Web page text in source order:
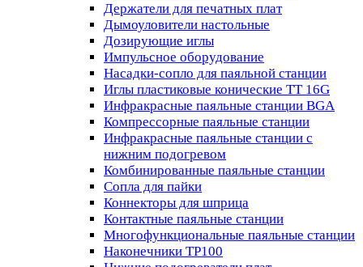
Держатели для печатных плат
Дымоуловители настольные
Дозирующие иглы
Импульсное оборудование
Насадки-сопло для паяльной станции
Иглы пластиковые конические TT 16G
Инфракрасные паяльные станции BGA
Компрессорные паяльные станции
Инфракрасные паяльные станции с
нижним подогревом
Комбинированные паяльные станции
Сопла для пайки
Коннекторы для шприца
Контактные паяльные станции
Многофункциональные паяльные станции
Наконечники TP100